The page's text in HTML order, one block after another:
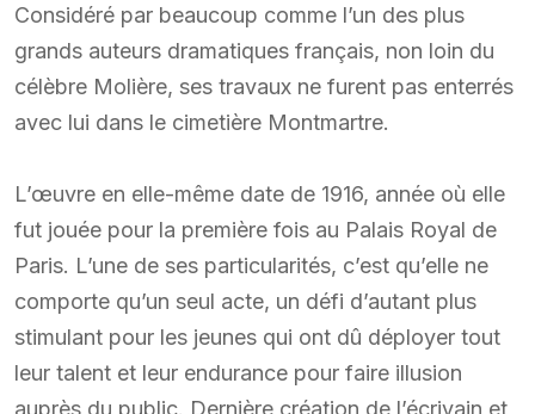
Considéré par beaucoup comme l’un des plus
grands auteurs dramatiques français, non loin du
célèbre Molière, ses travaux ne furent pas enterrés
avec lui dans le cimetière Montmartre.
L’œuvre en elle-même date de 1916, année où elle
fut jouée pour la première fois au Palais Royal de
Paris. L’une de ses particularités, c’est qu’elle ne
comporte qu’un seul acte, un défi d’autant plus
stimulant pour les jeunes qui ont dû déployer tout
leur talent et leur endurance pour faire illusion
auprès du public. Dernière création de l’écrivain et